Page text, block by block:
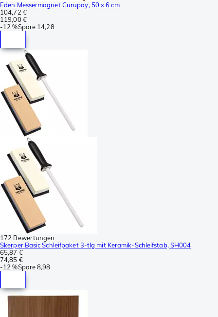
Eden Messermagnet Curupay, 50 x 6 cm
104,72 €
119,00 €
-12 %Spare 14,28
172 Bewertungen
Skerper Basic Schleifpaket 3-tlg mit Keramik-Schleifstab, SH004
65,87 €
74,85 €
-12 %Spare8,98